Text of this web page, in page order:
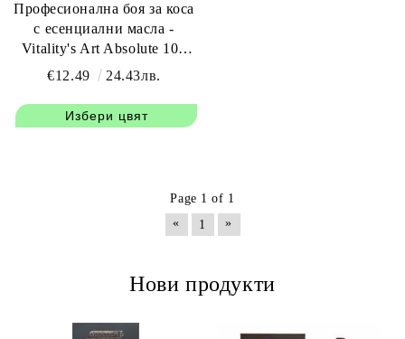
Професионална боя за коса
с есенциални масла -
Vitality's Art Absolute 100
мл+150 мл оксидант
€12.49 24.43лв.
Избери цвят
Page 1 of 1
«
1 »
Нови продукти